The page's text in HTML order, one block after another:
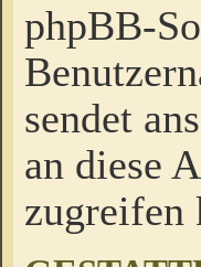
phpBB-
sendet
an diese
zugreifen